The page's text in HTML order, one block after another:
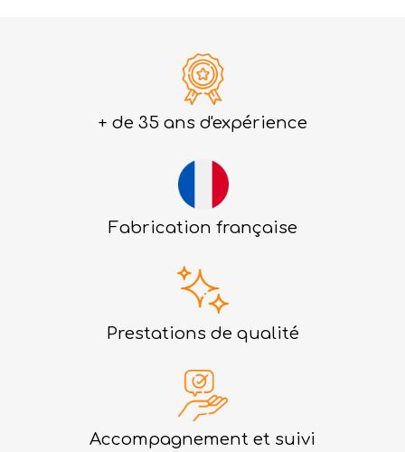
+ de 35 ans d'expérience
Fabrication française
Prestations de qualité
Accompagnement et suivi